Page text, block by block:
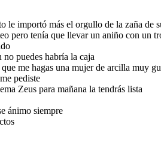
le importó más el orgullo de la zaña de
pero tenía que llevar un aniño con un
puedes habría la caja
me hagas una mujer de arcilla muy
pediste
Zeus para mañana la tendrás lista
ánimo siempre